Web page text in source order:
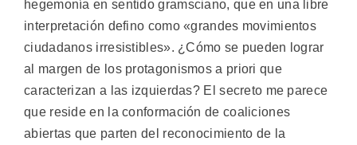
hegemonía en sentido gramsciano, que en una libre
interpretación defino como «grandes movimientos
ciudadanos irresistibles». ¿Cómo se pueden lograr
al margen de los protagonismos a priori que
caracterizan a las izquierdas? El secreto me parece
que reside en la conformación de coaliciones
abiertas que parten del reconocimiento de la